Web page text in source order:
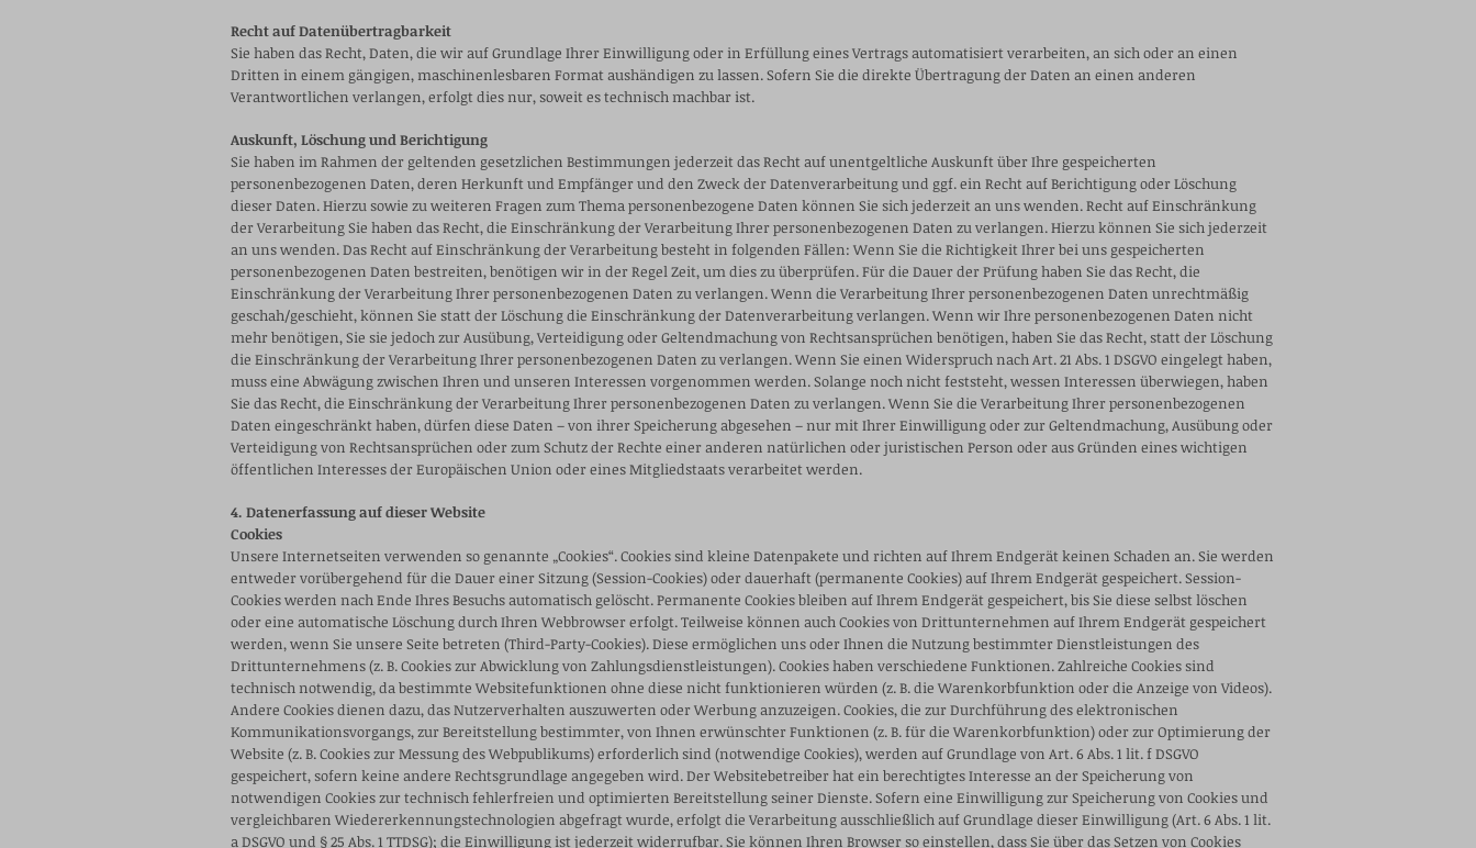
Recht auf Datenübertragbarkeit
Sie haben das Recht, Daten, die wir auf Grundlage Ihrer Einwilligung oder in Erfüllung eines Vertrags automatisiert verarbeiten, an sich oder an einen
Dritten in einem gängigen, maschinenlesbaren Format aushändigen zu lassen. Sofern Sie die direkte Übertragung der Daten an einen anderen
Verantwortlichen verlangen, erfolgt dies nur, soweit es technisch machbar ist.
Auskunft, Löschung und Berichtigung
Sie haben im Rahmen der geltenden gesetzlichen Bestimmungen jederzeit das Recht auf unentgeltliche Auskunft über Ihre gespeicherten
personenbezogenen Daten, deren Herkunft und Empfänger und den Zweck der Datenverarbeitung und ggf. ein Recht auf Berichtigung oder Löschung
dieser Daten. Hierzu sowie zu weiteren Fragen zum Thema personenbezogene Daten können Sie sich jederzeit an uns wenden. Recht auf Einschränkung
der Verarbeitung Sie haben das Recht, die Einschränkung der Verarbeitung Ihrer personenbezogenen Daten zu verlangen. Hierzu können Sie sich jederzeit
an uns wenden. Das Recht auf Einschränkung der Verarbeitung besteht in folgenden Fällen: Wenn Sie die Richtigkeit Ihrer bei uns gespeicherten
personenbezogenen Daten bestreiten, benötigen wir in der Regel Zeit, um dies zu überprüfen. Für die Dauer der Prüfung haben Sie das Recht, die
Einschränkung der Verarbeitung Ihrer personenbezogenen Daten zu verlangen. Wenn die Verarbeitung Ihrer personenbezogenen Daten unrechtmäßig
geschah/geschieht, können Sie statt der Löschung die Einschränkung der Datenverarbeitung verlangen. Wenn wir Ihre personenbezogenen Daten nicht
mehr benötigen, Sie sie jedoch zur Ausübung, Verteidigung oder Geltendmachung von Rechtsansprüchen benötigen, haben Sie das Recht, statt der Löschung
die Einschränkung der Verarbeitung Ihrer personenbezogenen Daten zu verlangen. Wenn Sie einen Widerspruch nach Art. 21 Abs. 1 DSGVO eingelegt haben,
muss eine Abwägung zwischen Ihren und unseren Interessen vorgenommen werden. Solange noch nicht feststeht, wessen Interessen überwiegen, haben
Sie das Recht, die Einschränkung der Verarbeitung Ihrer personenbezogenen Daten zu verlangen. Wenn Sie die Verarbeitung Ihrer personenbezogenen
Daten eingeschränkt haben, dürfen diese Daten – von ihrer Speicherung abgesehen – nur mit Ihrer Einwilligung oder zur Geltendmachung, Ausübung oder
Verteidigung von Rechtsansprüchen oder zum Schutz der Rechte einer anderen natürlichen oder juristischen Person oder aus Gründen eines wichtigen
öffentlichen Interesses der Europäischen Union oder eines Mitgliedstaats verarbeitet werden.
4. Datenerfassung auf dieser Website
Cookies
Unsere Internetseiten verwenden so genannte „Cookies“. Cookies sind kleine Datenpakete und richten auf Ihrem Endgerät keinen Schaden an. Sie werden
entweder vorübergehend für die Dauer einer Sitzung (Session-Cookies) oder dauerhaft (permanente Cookies) auf Ihrem Endgerät gespeichert. Session-
Cookies werden nach Ende Ihres Besuchs automatisch gelöscht. Permanente Cookies bleiben auf Ihrem Endgerät gespeichert, bis Sie diese selbst löschen
oder eine automatische Löschung durch Ihren Webbrowser erfolgt. Teilweise können auch Cookies von Drittunternehmen auf Ihrem Endgerät gespeichert
werden, wenn Sie unsere Seite betreten (Third-Party-Cookies). Diese ermöglichen uns oder Ihnen die Nutzung bestimmter Dienstleistungen des
Drittunternehmens (z. B. Cookies zur Abwicklung von Zahlungsdienstleistungen). Cookies haben verschiedene Funktionen. Zahlreiche Cookies sind
technisch notwendig, da bestimmte Websitefunktionen ohne diese nicht funktionieren würden (z. B. die Warenkorbfunktion oder die Anzeige von Videos).
Andere Cookies dienen dazu, das Nutzerverhalten auszuwerten oder Werbung anzuzeigen. Cookies, die zur Durchführung des elektronischen
Kommunikationsvorgangs, zur Bereitstellung bestimmter, von Ihnen erwünschter Funktionen (z. B. für die Warenkorbfunktion) oder zur Optimierung der
Website (z. B. Cookies zur Messung des Webpublikums) erforderlich sind (notwendige Cookies), werden auf Grundlage von Art. 6 Abs. 1 lit. f DSGVO
gespeichert, sofern keine andere Rechtsgrundlage angegeben wird. Der Websitebetreiber hat ein berechtigtes Interesse an der Speicherung von
notwendigen Cookies zur technisch fehlerfreien und optimierten Bereitstellung seiner Dienste. Sofern eine Einwilligung zurSpeicherung von Cookies und
vergleichbaren Wiedererkennungstechnologien abgefragt wurde, erfolgt die Verarbeitung ausschließlich auf Grundlage dieser Einwilligung (Art. 6 Abs. 1 lit.
a DSGVO und § 25 Abs. 1 TTDSG); die Einwilligung ist jederzeit widerrufbar. Sie können Ihren Browser so einstellen, dass Sie über das Setzen von Cookies